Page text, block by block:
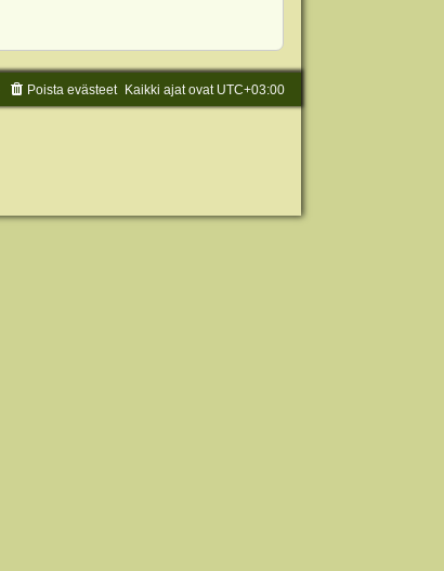
Kaikki ajat ovat UTC+03:00
Poista evästeet